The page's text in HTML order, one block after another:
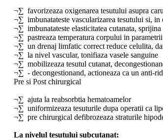
¬∑ favorizeaza oxigenarea tesutului asupra
¬∑ imbunatateste vascularizarea tesutului si,
¬∑ imbunatateste elasticitatea cutanata,
¬∑ pastreaza temperatura corpului in
¬∑ un drenaj limfatic correct reduce celulita,
¬∑ la nivel vascular, tonifiaza vasele sanguine
¬∑ mobilizeaza tesutul cutanat,
¬∑ - decongestionand, actioneaza ca un anti-
Pre si Post chirurgical
¬∑ ajuta la reabsorbtia hematoamelor
¬∑ uniformizeaza tesuturile dupa operatii ca
¬∑ pre chirurgical defibrozeaza straturile
La nivelul tesutului subcutanat: